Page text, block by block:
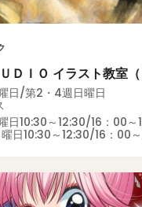
ＤＩＯ イラスト教室（
日/第2・4週日曜日
日10:30～12:30/16：00～
日10:30～12:30/16：00